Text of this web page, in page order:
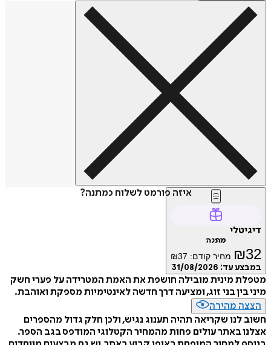
איזה פורמט לשלוח כמתנה?
דיגיטלי
מתנה
₪32 מחיר קודם: ₪37
במבצע עד: 31/08/2026
מטפלת מינית מובילה חושפת את האמת המטרידה על פערי חשק
מיני בין בני זוג, ומציעה דרך חדשה לאינטימיות מספקת ואוהבת.
הצצה מהירה
חשוב לנו שקריאה תהיה תענוג נגיש, ולכן חלק גדול מהספרים
אצלנו באתר עולים פחות מהמחיר הקטלוגי המודפס בגב הספר.